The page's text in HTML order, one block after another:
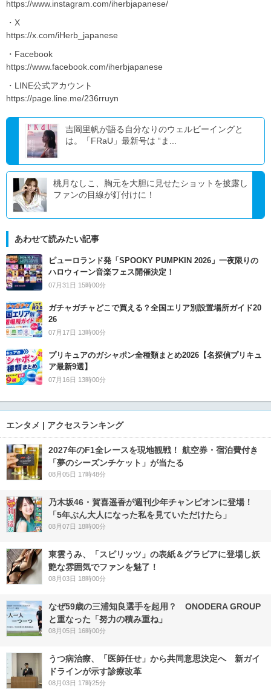
https://www.instagram.com/iherbjapanese/
・X
https://x.com/iHerb_japanese
・Facebook
https://www.facebook.com/iherbjapanese
・LINE公式アカウント
https://page.line.me/236rruyn
吉岡里帆が語る自分なりのウェルビーイングと
は。「FRaU」最新号は “ま...
桃月なしこ、胸元を大胆に見せたショットを披露し
ファンの目線が釘付けに！
あわせて読みたい記事
ピューロランド発「SPOOKY PUMPKIN 2026」一夜限りの
ハロウィーン音楽フェス開催決定！
07月31日 15時00分
ガチャガチャどこで買える？全国エリア別設置場所ガイド20
26
07月17日 13時00分
プリキュアのガシャポン全種類まとめ2026【名探偵プリキュ
ア最新9選】
07月16日 13時00分
エンタメ | アクセスランキング
2027年のF1全レースを現地観戦！ 航空券・宿泊費付き
「夢のシーズンチケット」が当たる
08月05日 17時48分
乃木坂46・賀喜遥香が週刊少年チャンピオンに登場！
「5年ぶん大人になった私を見ていただけたら」
08月07日 18時00分
東雲うみ、「スピリッツ」の表紙＆グラビアに登場し妖
艶な雰囲気でファンを魅了！
08月03日 18時00分
なぜ59歳の三浦知良選手を起用？ ONODERA GROUP
と重なった「努力の積み重ね」
08月05日 16時00分
うつ病治療、「医師任せ」から共同意思決定へ 新ガイ
ドラインが示す診療改革
08月03日 17時25分